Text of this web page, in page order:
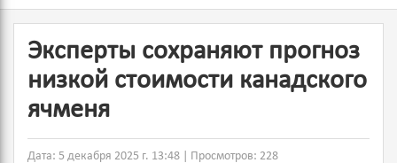
Эксперты сохраняют прогноз
низкой стоимости канадского
ячменя
Дата: 5 декабря 2025 г. 13:48 | Просмотров: 228